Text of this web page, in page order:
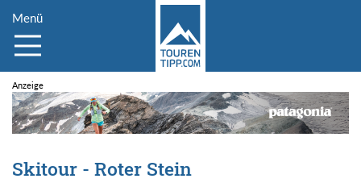
Menü
Skitour - Roter Stein